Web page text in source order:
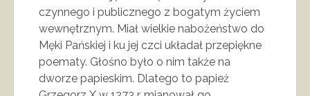
czynnego i publicznego z bogatym życiem
wewnętrznym. Miał wielkie nabożeństwo do
Męki Pańskiej i ku jej czci układał przepiękne
poematy. Głośno było o nim także na
dworze papieskim. Dlatego to papież